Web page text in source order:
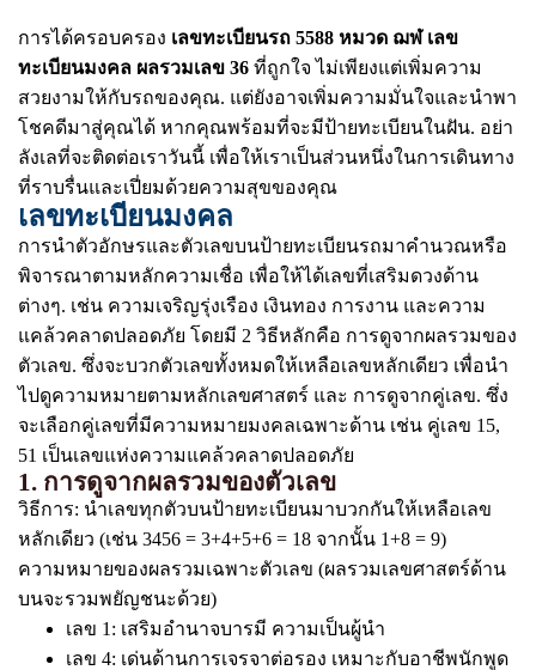
การได้ครอบครอง เลขทะเบียนรถ 5588 หมวด ฌฬ เลข
ทะเบียนมงคล ผลรวมเลข 36 ที่ถูกใจ ไม่เพียงแต่เพิ่มความ
สวยงามให้กับรถของคุณ. แต่ยังอาจเพิ่มความมั่นใจและนำพา
โชคดีมาสู่คุณได้ หากคุณพร้อมที่จะมีป้ายทะเบียนในฝัน. อย่า
ลังเลที่จะติดต่อเราวันนี้ เพื่อให้เราเป็นส่วนหนึ่งในการเดินทาง
ที่ราบรื่นและเปี่ยมด้วยความสุขของคุณ
เลขทะเบียนมงคล
การนำตัวอักษรและตัวเลขบนป้ายทะเบียนรถมาคำนวณหรือ
พิจารณาตามหลักความเชื่อ เพื่อให้ได้เลขที่เสริมดวงด้าน
ต่างๆ. เช่น ความเจริญรุ่งเรือง เงินทอง การงาน และความ
แคล้วคลาดปลอดภัย โดยมี 2 วิธีหลักคือ การดูจากผลรวมของ
ตัวเลข. ซึ่งจะบวกตัวเลขทั้งหมดให้เหลือเลขหลักเดียว เพื่อนำ
ไปดูความหมายตามหลักเลขศาสตร์ และ การดูจากคู่เลข. ซึ่ง
จะเลือกคู่เลขที่มีความหมายมงคลเฉพาะด้าน เช่น คู่เลข 15,
51 เป็นเลขแห่งความแคล้วคลาดปลอดภัย
1. การดูจากผลรวมของตัวเลข
วิธีการ: นำเลขทุกตัวบนป้ายทะเบียนมาบวกกันให้เหลือเลข
หลักเดียว (เช่น 3456 = 3+4+5+6 = 18 จากนั้น 1+8 = 9)
ความหมายของผลรวมเฉพาะตัวเลข (ผลรวมเลขศาสตร์ด้าน
บนจะรวมพยัญชนะด้วย)
เลข 1: เสริมอำนาจบารมี ความเป็นผู้นำ
เลข 4: เด่นด้านการเจรจาต่อรอง เหมาะกับอาชีพนักพูด